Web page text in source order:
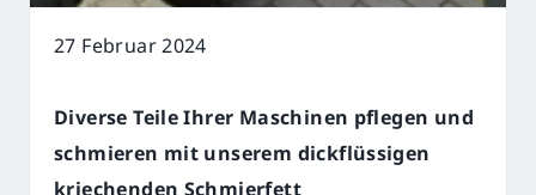
27 Februar 2024
Diverse Teile Ihrer Maschinen pflegen und
schmieren mit unserem dickflüssigen
kriechenden Schmierfett